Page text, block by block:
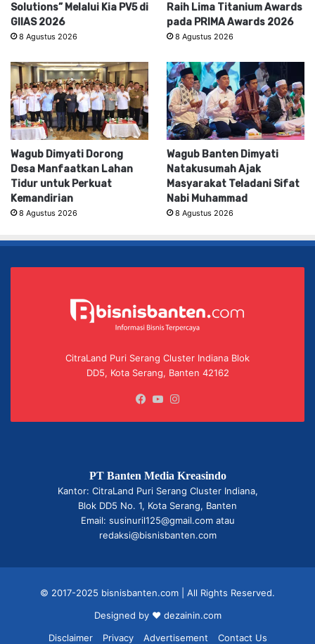
Solutions” Melalui Kia PV5 di
GIIAS 2026
8 Agustus 2026
Raih Lima Titanium Awards
pada PRIMA Awards 2026
8 Agustus 2026
Wagub Dimyati Dorong
Desa Manfaatkan Lahan
Tidur untuk Perkuat
Kemandirian
8 Agustus 2026
Wagub Banten Dimyati
Natakusumah Ajak
Masyarakat Teladani Sifat
Nabi Muhammad
8 Agustus 2026
CitraLand Puri Serang Cluster Indiana Blok
DD5, Kota Serang, Banten 42162
Facebook
YouTube
PT Banten Media Kreasindo
Kantor: CitraLand Puri Serang Cluster Indiana,
Blok DD5 No. 1, Kota Serang, Banten
Email: susinuril125@gmail.com atau
redaksi@bisnisbanten.com
© 2017-2025 bisnisbanten.com | All Rights Reserved.
Designed by ❤ dezainin.com
Disclaimer
Privacy Advertisement Contact Us